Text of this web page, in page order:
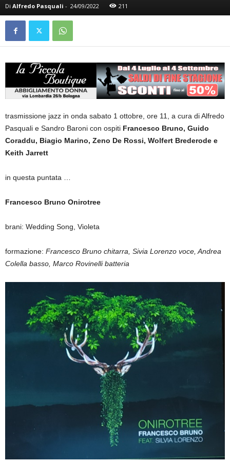
Di Alfredo Pasquali - 24/09/2022 211
trasmissione jazz in onda sabato 1 ottobre, ore 11, a cura di Alfredo
Pasquali e Sandro Baroni con ospiti Francesco Bruno, Guido
Coraddu, Biagio Marino, Zeno De Rossi, Wolfert Brederode e
Keith Jarrett
in questa puntata …
Francesco Bruno Onirotree
brani: Wedding Song, Violeta
formazione: Francesco Bruno chitarra, Sivia Lorenzo voce, Andrea
Colella basso, Marco Rovinelli batteria